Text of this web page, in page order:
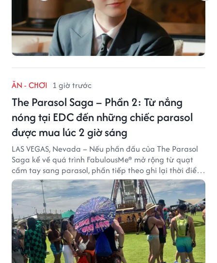
ĂN - CHƠI 1 giờ trước
The Parasol Saga – Phần 2: Từ nắng
nóng tại EDC đến những chiếc parasol
được mua lúc 2 giờ sáng
LAS VEGAS, Nevada – Nếu phần đầu của The Parasol
Saga kể về quá trình FabulousMe® mở rộng từ quạt
cầm tay sang parasol, phần tiếp theo ghi lại thời điểm
sản phẩm được thị trường đón nhận và dần vượt khỏi
công năng che nắng thông thường.